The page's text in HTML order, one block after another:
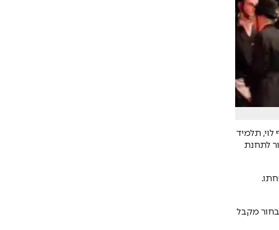
תלמיד
הועבר הבחור לתחנת
מקבל